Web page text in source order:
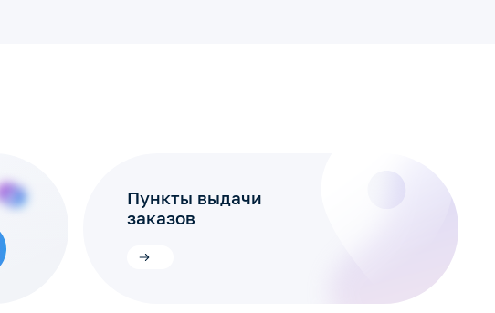
Пункты выдачи
заказов